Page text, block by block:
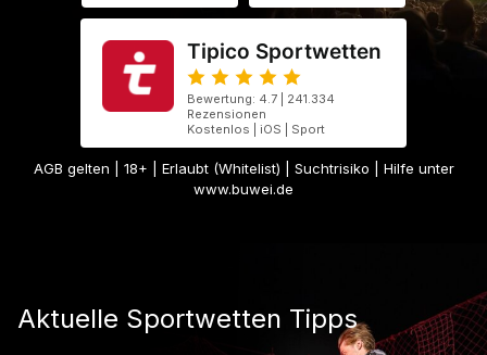
Tipico Sportwetten
Bewertung: 4.7 | 241.334
Rezensionen
Kostenlos | iOS | Sport
AGB gelten | 18+ | Erlaubt (Whitelist) | Suchtrisiko | Hilfe unter
www.buwei.de
Aktuelle Sportwetten Tipps